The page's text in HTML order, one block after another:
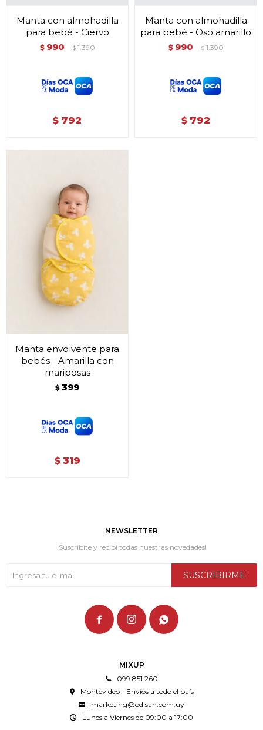
Manta con almohadilla
para bebé - Ciervo
$ 990 $ 1.390
$ 792
Manta con almohadilla
para bebé - Oso amarillo
$ 990 $ 1.390
$ 792
Manta envolvente para
bebés - Amarilla con
mariposas
$ 399
$ 319
MIXUP
099 851 260
Montevideo - Envíos a todo el país
marketing@odisan.com.uy
Lunes a Viernes de 09:00 a 17:00
NEWSLETTER
¡Suscribite y recibí todas nuestras novedades!
SUSCRIBIRME
  